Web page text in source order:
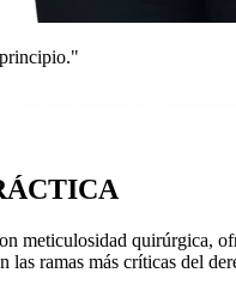
meticulosidad quirúrgica,
las ramas más críticas del